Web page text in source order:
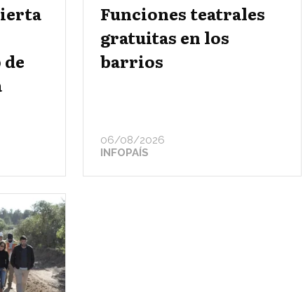
Funciones teatrales
gratuitas en los
barrios
INFOPAÍS
06/08/2026